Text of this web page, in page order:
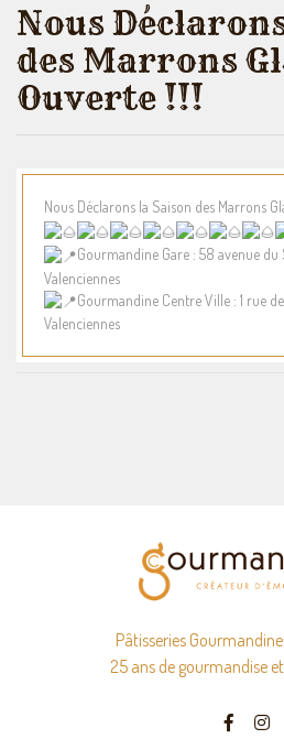
Nous
des Marrons
Ouverte !!!
Nous Déclarons la Saison des Marrons
Gourmandine Gare : 58 avenue
Valenciennes
Gourmandine Centre Ville : 1 rue
Valenciennes
Pâtisseries
25 ans de gourmandise